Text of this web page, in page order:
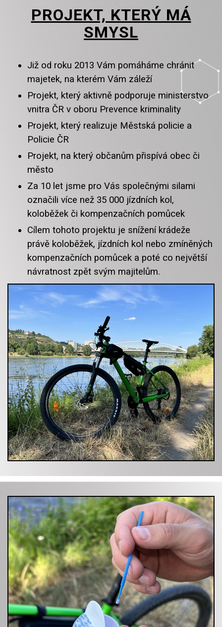
PROJEKT, KTERÝ MÁ
SMYSL
Již od roku 2013 Vám pomáháme chránit
majetek, na kterém Vám záleží
Projekt, který aktivně podporuje ministerstvo
vnitra ČR v oboru Prevence kriminality
Projekt, který realizuje Městská policie a
Policie ČR
Projekt, na který občanům přispívá obec či
město
Za 10 let jsme pro Vás společnými silami
označili více než 35 000 jízdních kol,
koloběžek či kompenzačních pomůcek
Cílem tohoto projektu je snížení krádeže
právě koloběžek, jízdních kol nebo zmíněných
kompenzačních pomůcek a poté co největší
návratnost zpět svým majitelům.